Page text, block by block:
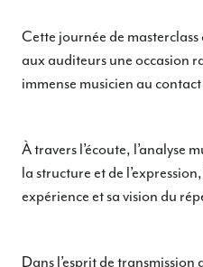
Cette journée de
aux auditeurs une occasion
immense musicien au
À travers l’écoute, l’analyse
la structure et de
expérience et sa vision du
Dans l’esprit de transmission